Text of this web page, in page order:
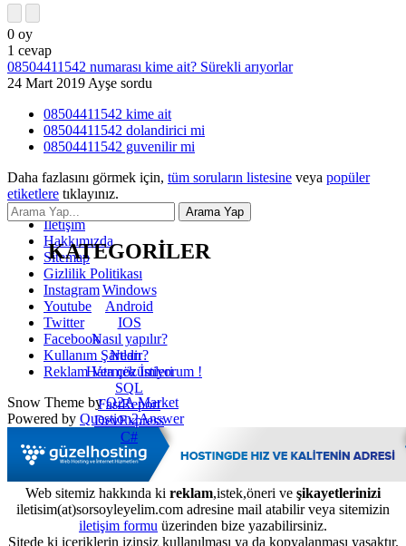
0 oy
1 cevap
08504411542 numarası kime ait? Sürekli arıyorlar
24 Mart 2019Ayşe sordu
08504411542 kime ait
08504411542 dolandirici mi
08504411542 guvenilir mi
Daha fazlasını görmek için, tüm soruların listesine veya popüler
etiketlere tıklayınız.
KATEGORİLER
Windows
Android
IOS
Nasıl yapılır?
Nedir?
Hata çözümleri
SQL
FastReport
DevExpress
C#
İletişim
Hakkımızda
Sitemap
Gizlilik Politikası
Instagram
Youtube
Twitter
Facebook
Kullanım Şartları
Reklam Vermek İstiyorum !
Snow Theme byQ2A Market
Powered by Question2Answer
Web sitemiz hakkında ki reklam,istek,öneri ve şikayetlerinizi
iletisim(at)sorsoyleyelim.com adresine mail atabilir veya sitemizin
iletişim formu üzerinden bize yazabilirsiniz.
Sitede ki içeriklerin izinsiz kullanılması ya da kopyalanması yasaktır.